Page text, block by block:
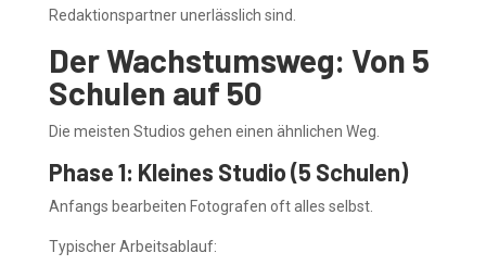
Redaktionspartner unerlässlich sind.
Der Wachstumsweg: Von 5
Schulen auf 50
Die meisten Studios gehen einen ähnlichen Weg.
Phase 1: Kleines Studio (5 Schulen)
Anfangs bearbeiten Fotografen oft alles selbst.
Typischer Arbeitsablauf: